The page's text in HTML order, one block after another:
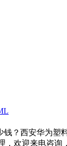
？西安华为
欢迎来电咨询